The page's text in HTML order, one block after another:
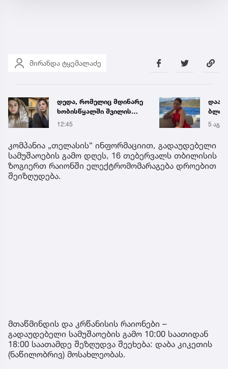
მირანდა ტყემალაძე
დააკავეს ცნობილი
ბლოგერი, რომელმაც
ონლაინ პროსტიტუციით,
მილიონ დოლარზე მეტი
გამოიმუშავა
5 აგვ 12:53
ნია
12:56
კომპანია „თელასის“ ინფორმაციით, გადაუდებელი
სამუშაოების გამო დღეს, 16 თებერვალს თბილისის
ზოგიერთ რაიონში ელექტრომომარაგება დროებით
შეიზღუდება.
მთაწმინდის და კრწანისის რაიონები –
გადაუდებელი სამუშაოების გამო 10:00 საათიდან
18:00 საათამდე შეზღუდვა შეეხება: დაბა კიკეთის
(ნაწილობრივ) მოსახლეობას.